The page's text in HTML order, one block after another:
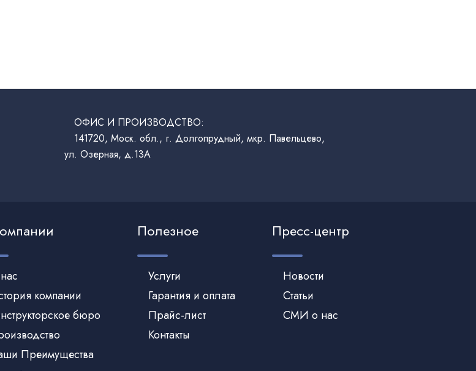
ОФИС И ПРОИЗВОДСТВО:
141720, Моск. обл., г. Долгопрудный, мкр. Павельцево,
ул. Озерная, д.13А
компании
бюро
Преимущества
Полезное
Услуги
Гарантия и оплата
Прайс-лист
Контакты
Пресс-центр
Новости
Статьи
СМИ о нас